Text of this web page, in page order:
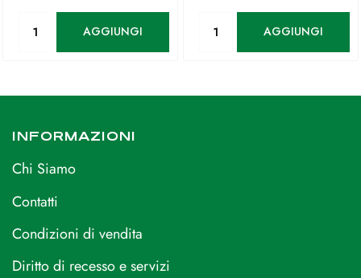
AGGIUNGI AGGIUNGI
INFORMAZIONI
Chi Siamo
Contatti
Condizioni di vendita
Diritto di recesso e servizi